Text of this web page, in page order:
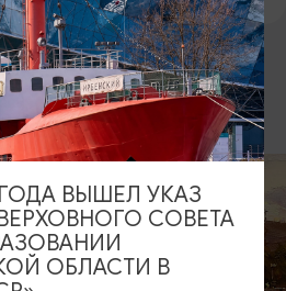
ЗАИНТЕРЕСУЕТ
ГОДА ВЫШЕЛ УКАЗ
СОВЕТА
ОБЛАСТИ В